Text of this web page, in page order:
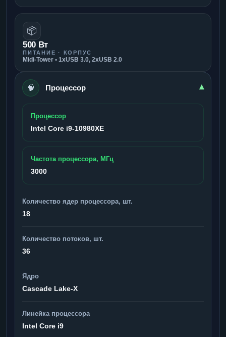
📦
500 Вт
ПИТАНИЕ · КОРПУС
Midi-Tower • 1xUSB 3.0, 2xUSB 2.0
🧠 Процессор ▾
Процессор
Intel Core i9-10980XE
Частота процессора, МГц
3000
Количество ядер процессора, шт.
18
Количество потоков, шт.
36
Ядро
Cascade Lake-X
Линейка процессора
Intel Core i9